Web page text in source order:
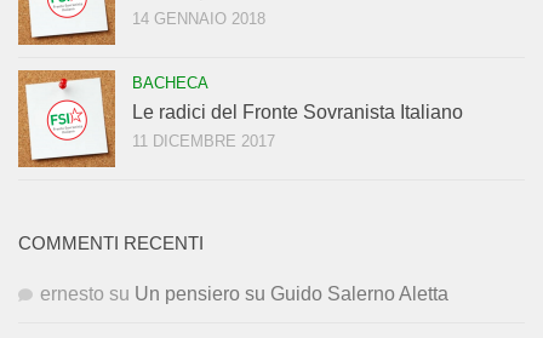
14 GENNAIO 2018
BACHECA
Le radici del Fronte Sovranista Italiano
11 DICEMBRE 2017
COMMENTI RECENTI
ernesto su Un pensiero su Guido Salerno Aletta